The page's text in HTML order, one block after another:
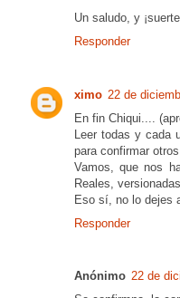
Un saludo, y
Responder
ximo 22 de
En fin Chiqui....
Leer todas y cada
para confirmar
Vamos, que nos
Reales,
Eso sí, no lo dejes
Responder
Anónimo 22 de